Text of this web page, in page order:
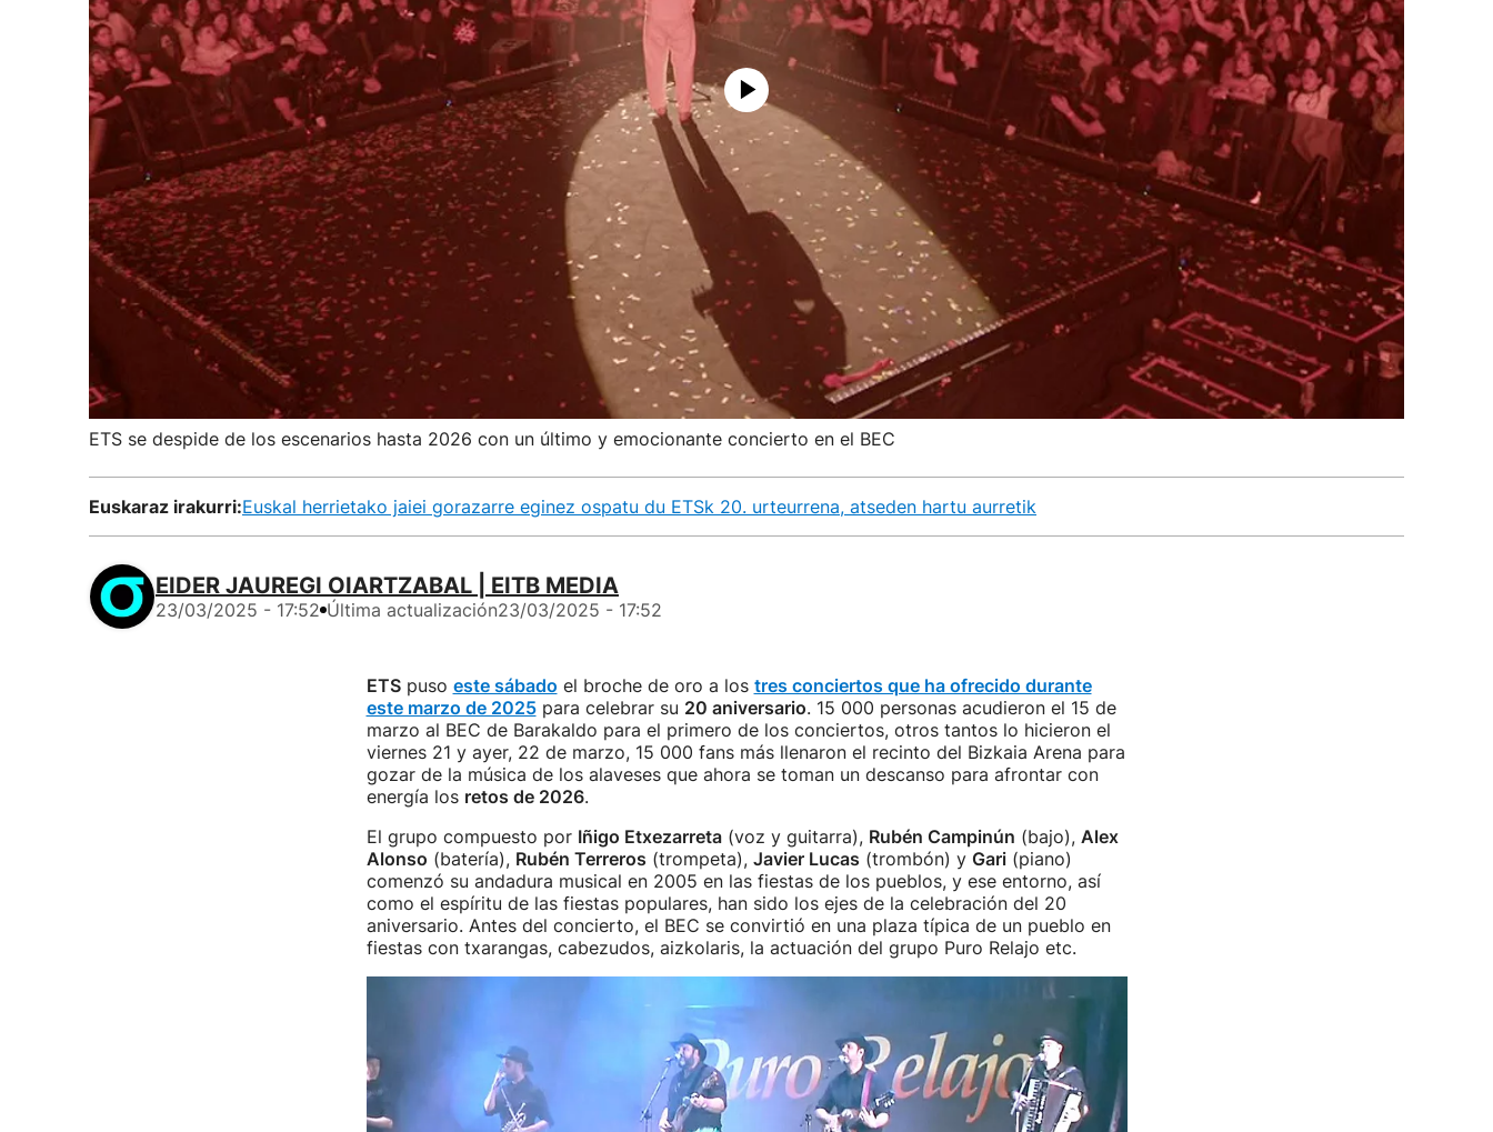
ETS se despide de los escenarios hasta 2026 con un último y emocionante concierto en el BEC
Euskaraz irakurri:Euskal herrietako jaiei gorazarre eginez ospatu du ETSk 20. urteurrena, atseden hartu aurretik
EIDER JAUREGI OIARTZABAL | EITB MEDIA
23/03/2025 - 17:52 Última actualización23/03/2025 - 17:52
ETSpuso este sábado el broche de oro a los tres conciertos que ha ofrecido durante
este marzo de 2025para celebrar su 20 aniversario. 15 000 personas acudieron el 15 de
marzo al BEC de Barakaldo para el primero de los conciertos, otros tantos lo hicieron el
viernes 21 y ayer, 22 de marzo, 15 000 fans más llenaron el recinto del Bizkaia Arena para
gozar de la música de los alaveses que ahora se toman un descanso para afrontar con
energía los retos de 2026.
El grupo compuesto por Iñigo Etxezarreta(voz y guitarra), Rubén Campinún (bajo), Alex
Alonso (batería), Rubén Terreros (trompeta), Javier Lucas (trombón) y Gari(piano)
comenzó su andadura musical en 2005 en las fiestas de los pueblos, y ese entorno, así
como el espíritu de las fiestas populares, han sido los ejes de la celebración del 20
aniversario. Antes del concierto, el BEC se convirtió en una plaza típica de un pueblo en
fiestas con txarangas, cabezudos, aizkolaris, la actuación del grupo Puro Relajo etc.